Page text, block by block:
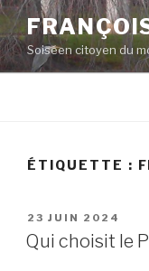
Aller
au
contenu
principal
Soiséen citoyen du
ÉTIQUETTE :
PUBLIÉ
LE
23 JUIN 2024
Qui choisit le